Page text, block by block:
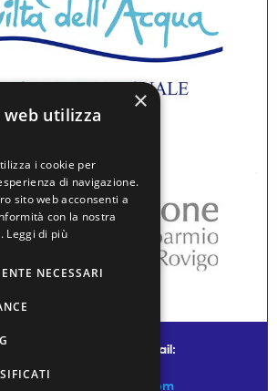
museum of venice - mail:
×
utilizza
i cookie per
di navigazione.
sito web acconsenti a
con la nostra
Leggi di più
NECESSARI